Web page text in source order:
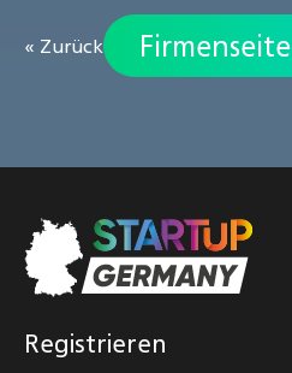
« Zurück
Registrieren